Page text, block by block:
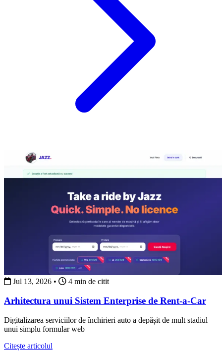
Jul 13, 2026 • 4 min de citit
Arhitectura unui Sistem Enterprise de Rent-a-Car
Digitalizarea serviciilor de închirieri auto a depășit de mult stadiul
unui simplu formular web
Citește articolul